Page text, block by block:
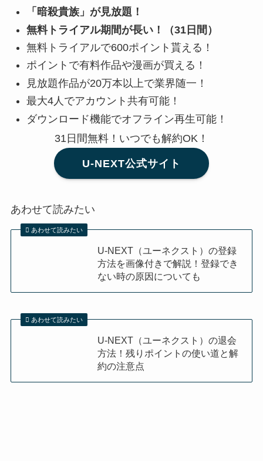
「暗殺貴族」が見放題！
無料トライアル期間が長い！（31日間）
無料トライアルで600ポイント貰える！
ポイントで有料作品や漫画が買える！
見放題作品が20万本以上で業界随一！
最大4人でアカウント共有可能！
ダウンロード機能でオフライン再生可能！
31日間無料！いつでも解約OK！
U-NEXT公式サイト
あわせて読みたい
あわせて読みたい
U-NEXT（ユーネクスト）の登録
方法を画像付きで解説！登録でき
ない時の原因についても
あわせて読みたい
U-NEXT（ユーネクスト）の退会
方法！残りポイントの使い道と解
約の注意点